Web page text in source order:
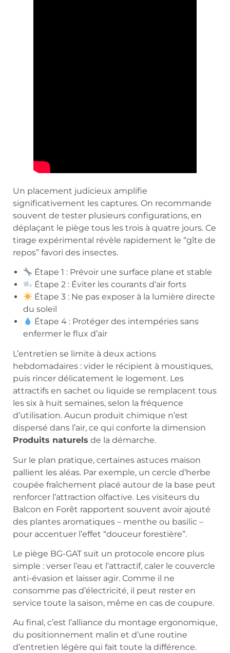
Un placement judicieux amplifie
significativement les captures. On recommande
souvent de tester plusieurs configurations, en
déplaçant le piège tous les trois à quatre jours. Ce
tirage expérimental révèle rapidement le “gîte de
repos” favori des insectes.
Étape 1 : Prévoir une surface plane et stable
Étape 2 : Éviter les courants d’air forts
Étape 3 : Ne pas exposer à la lumière directe
du soleil
Étape 4 : Protéger des intempéries sans
enfermer le flux d’air
L’entretien se limite à deux actions
hebdomadaires : vider le récipient à moustiques,
puis rincer délicatement le logement. Les
attractifs en sachet ou liquide se remplacent tous
les six à huit semaines, selon la fréquence
d’utilisation. Aucun produit chimique n’est
dispersé dans l’air, ce qui conforte la dimension
Produits naturels de la démarche.
Sur le plan pratique, certaines astuces maison
pallient les aléas. Par exemple, un cercle d’herbe
coupée fraîchement placé autour de la base peut
renforcer l’attraction olfactive. Les visiteurs du
Balcon en Forêt rapportent souvent avoir ajouté
des plantes aromatiques – menthe ou basilic –
pour accentuer l’effet “douceur forestière”.
Le piège BG-GAT suit un protocole encore plus
simple : verser l’eau et l’attractif, caler le couvercle
anti-évasion et laisser agir. Comme il ne
consomme pas d’électricité, il peut rester en
service toute la saison, même en cas de coupure.
Au final, c’est l’alliance du montage ergonomique,
du positionnement malin et d’une routine
d’entretien légère qui fait toute la différence.